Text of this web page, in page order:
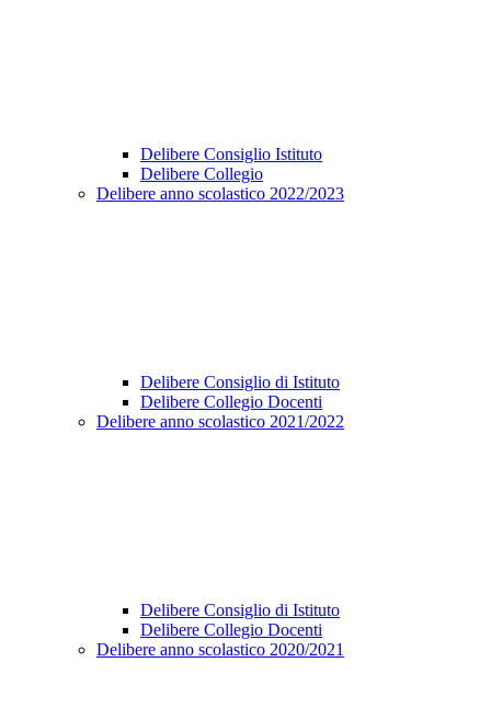
Delibere Consiglio Istituto
Delibere Collegio
Delibere anno scolastico 2022/2023
Delibere Consiglio di Istituto
Delibere Collegio Docenti
Delibere anno scolastico 2021/2022
Delibere Consiglio di Istituto
Delibere Collegio Docenti
Delibere anno scolastico 2020/2021